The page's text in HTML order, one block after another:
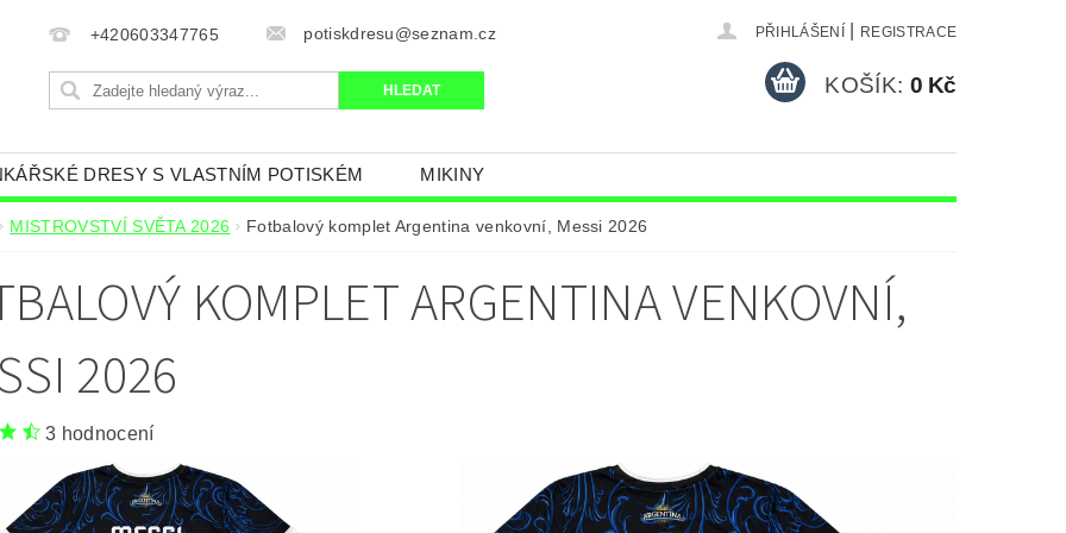
+420603347765 potiskdresu@seznam.cz PŘIHLÁŠENÍ REGISTRACE
KOŠÍK: 0 Kč
DRESY S VLASTNÍM POTISKÉM MIKINY
FOTBALOVÝ KOMPLET S VLASTNÍM JMÉNEM HOKEJOVÉ DRESY FAN
KŠILTOVKA A ČEPICE KLUBY FOTBALOVÉ DRESY
MISTROVSTVÍ SVĚTA 2026 Fotbalový komplet Argentina venkovní, Messi 2026
KOMPLET ARGENTINA VENKOVNÍ,
2026
3 hodnocení